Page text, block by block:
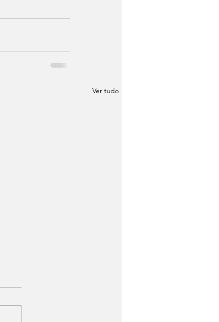
Ver tudo